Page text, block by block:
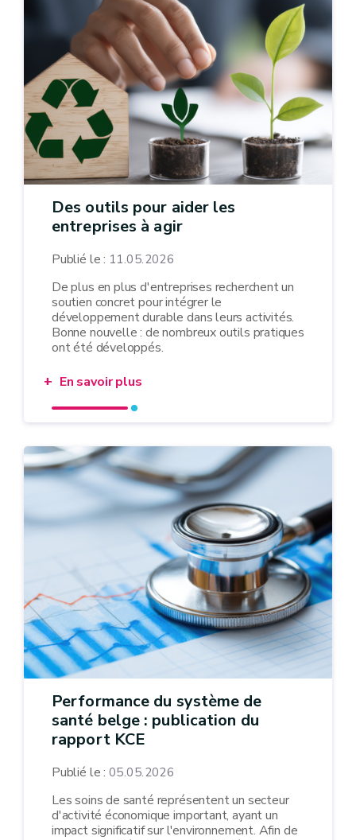
Des outils pour aider les
entreprises à agir
Publié le : 11.05.2026
De plus en plus d'entreprises recherchent un
soutien concret pour intégrer le
développement durable dans leurs activités.
Bonne nouvelle : de nombreux outils pratiques
ont été développés.
En savoir plus
Performance du système de
santé belge : publication du
rapport KCE
Publié le : 05.05.2026
Les soins de santé représentent un secteur
d'activité économique important, ayant un
impact significatif sur l'environnement. Afin de